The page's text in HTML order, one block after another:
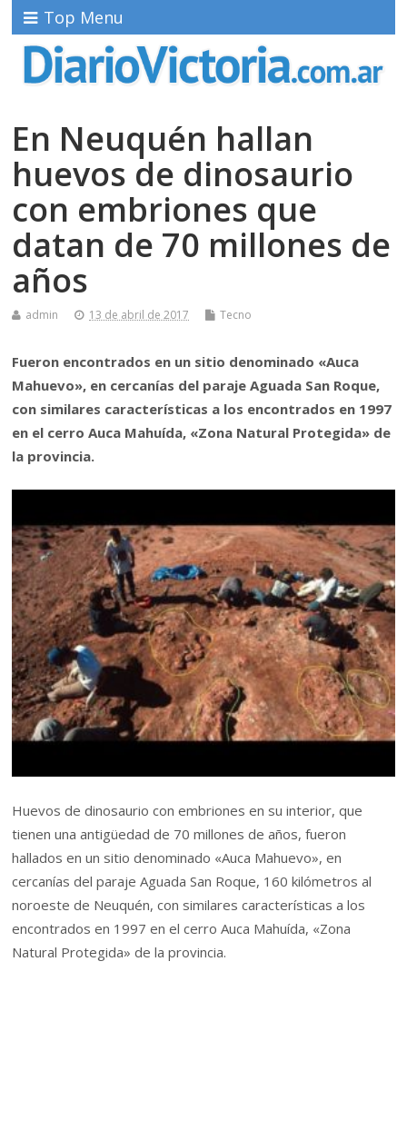
Top Menu
En Neuquén hallan
huevos de dinosaurio
con embriones que
datan de 70 millones de
años
admin 13 de abril de 2017 Tecno
Fueron encontrados en un sitio denominado «Auca
Mahuevo», en cercanías del paraje Aguada San Roque,
con similares características a los encontrados en 1997
en el cerro Auca Mahuída, «Zona Natural Protegida» de
la provincia.
Huevos de dinosaurio con embriones en su interior, que
tienen una antigüedad de 70 millones de años, fueron
hallados en un sitio denominado «Auca Mahuevo», en
cercanías del paraje Aguada San Roque, 160 kilómetros al
noroeste de Neuquén, con similares características a los
encontrados en 1997 en el cerro Auca Mahuída, «Zona
Natural Protegida» de la provincia.